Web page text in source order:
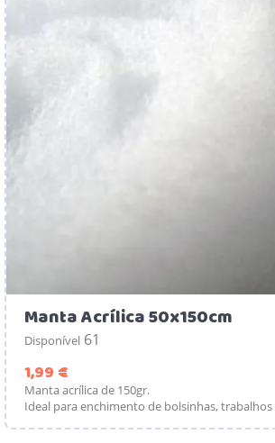
Manta Acrílica 50x150cm
Disponível 61
1,99 €
Manta acrílica de 150gr.
Ideal para enchimento de bolsinhas,